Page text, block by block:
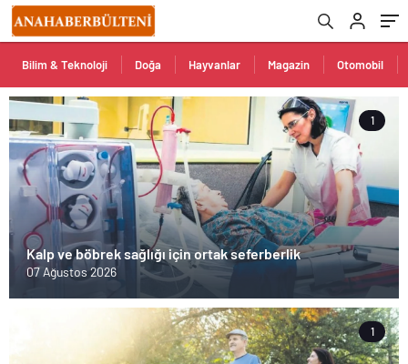
Bilim & Teknoloji Doğa Hayvanlar Magazin Otomobil
1
Kalp ve böbrek sağlığı için ortak seferberlik
07 Ağustos 2026
1